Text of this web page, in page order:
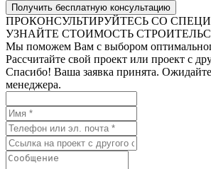
ПРОКОНСУЛЬТИРУЙТЕСЬ СО
УЗНАЙТЕ СТОИМОСТЬ
Мы поможем Вам с выбором
Рассчитайте свой проект или проект с
Спасибо! Ваша заявка принята.
менеджера.